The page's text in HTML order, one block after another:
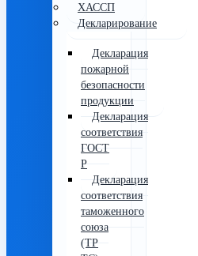
ХАССП
Декларирование
Декларация
пожарной
безопасности
продукции
Декларация
соответствия
ГОСТ
Р
Декларация
соответствия
таможенного
союза
(ТР